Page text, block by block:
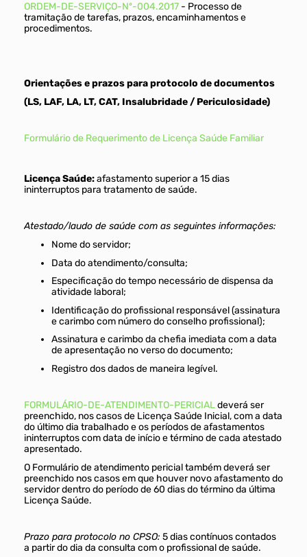
ORDEM-DE-SERVIÇO-Nº-004.2017 - Processo de
tramitação de tarefas, prazos, encaminhamentos e
procedimentos.
Orientações e prazos para protocolo de documentos
(LS, LAF, LA, LT, CAT, Insalubridade / Periculosidade)
Formulário de Requerimento de Licença Saúde Familiar
Licença Saúde:afastamento superior a 15 dias
ininterruptos para tratamento de saúde.
Atestado/laudo de saúde com as seguintes informações:
Nome do servidor;
Data do atendimento/consulta;
Especificação do tempo necessário de dispensa da
atividade laboral;
Identificação do profissional responsável (assinatura
e carimbo com número do conselho profissional);
Assinatura e carimbo da chefia imediata com a data
de apresentação no verso do documento;
Registro dos dados de maneira legível.
FORMULÁRIO-DE-ATENDIMENTO-PERICIALdeverá ser
preenchido, nos casos de Licença Saúde Inicial, com a data
do último dia trabalhado e os períodos de afastamentos
ininterruptos com data de início e término de cada atestado
apresentado.
O Formulário de atendimento pericial também deverá ser
preenchido nos casos em que houver novo afastamento do
servidor dentro do período de 60 dias do término da última
Licença Saúde.
Prazo para protocolo no CPSO: 5 dias contínuos contados
a partir do dia da consulta com o profissional de saúde.